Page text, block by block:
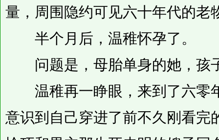
量，周围隐约可见六十年代的老
半个月后，温稚怀孕了。
问题是，母胎单身的她，孩
温稚再一睁眼，来到了六零
意识到自己穿进了前不久刚看完